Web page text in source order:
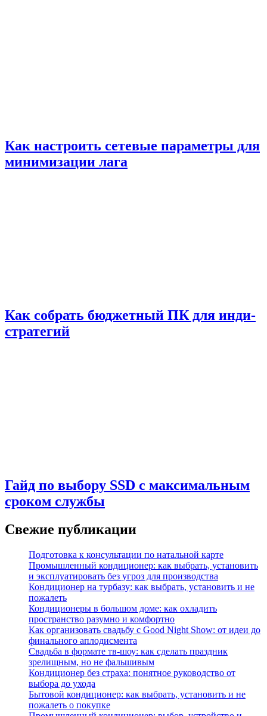
Как настроить сетевые параметры для
минимизации лага
Как собрать бюджетный ПК для инди-
стратегий
Гайд по выбору SSD с максимальным
сроком службы
Свежие публикации
Подготовка к консультации по натальной карте
Промышленный кондиционер: как выбрать, установить
и эксплуатировать без угроз для производства
Кондиционер на турбазу: как выбрать, установить и не
пожалеть
Кондиционеры в большом доме: как охладить
пространство разумно и комфортно
Как организовать свадьбу с Good Night Show: от идеи до
финального аплодисмента
Свадьба в формате тв‑шоу: как сделать праздник
зрелищным, но не фальшивым
Кондиционер без страха: понятное руководство от
выбора до ухода
Бытовой кондиционер: как выбрать, установить и не
пожалеть о покупке